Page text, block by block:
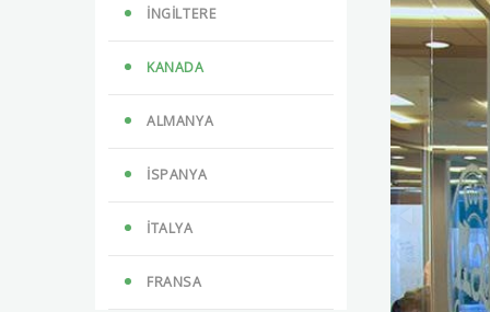
İNGİLTERE
KANADA
ALMANYA
İSPANYA
İTALYA
FRANSA